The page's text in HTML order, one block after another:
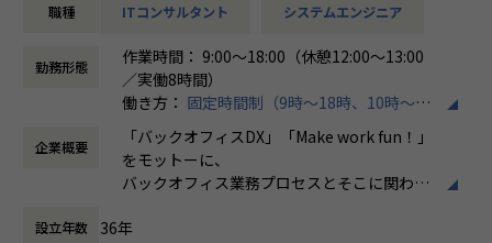
【会社概要】
「バックオフィスDX」「Make work fun！」をモットー
に、バックオフィス業務とそこに関わる人たちの働き方を変
えていくことを通して、企業競争力を向上させることを使命
としています。
「ヒトが元気になれば、ビジネスも活性化する。」
HOPESはヒトが何をすべきかを追求し、ITの力で “働くを
もっと楽しく” へリノベートすることで社会に貢献します。
当社はクラウドERPの構築・導入コンサルテーションを中
「DX推進の最前線：お客様の社内DX推進って実際何をやっ
https://blog.hopes-ise.co.jp/%e3%80%90%e3%83%9
7%e3%83%ad%e3%82%b8%e3%82%a7%e3%82%af%
e3%83%88%e7%b4%b9%e4%bb%8b%e3%80%91dx%
e6%8e%a8%e9%80%b2%e3%81%ae%e6%9c%80%e
5%89%8d%e7%b7%9a%ef%bc%9a%e3%81%8a%e5%
ae%a2%e6%a7%98%e3%81%ae%e7%a4%be/
【業務の変更の範囲】
ています。
境なので、スキルの幅を広げることも可能です！
《具体的な業務内容》
・要件定義・基本設計・詳細設計
・Outsystemsを用いたアプリ開発・テスト
・API／外部システムとの連携
・顧客との要件整理・業務改善提案
職種 ITコンサルタント システムエンジニア
勤務形態
作業時間： 9:00～18:00（休憩12:00～13:00
／実働8時間）
働き方： 固定時間制（9時～18時、10時～19
時など）
時間外労働の有無： 有（月平均10時間）
休憩時間： 60分
企業概要
「バックオフィスDX」「Make work fun！」
をモットーに、
バックオフィス業務プロセスとそこに関わる
企業競争力を向上させることを使命としてい
設立年数 36年